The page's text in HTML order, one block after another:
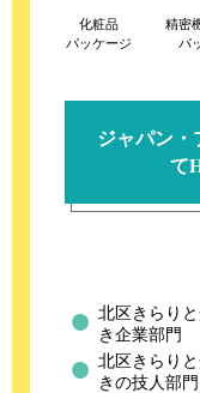
化粧品
パッケージ
精密
パ
ジャパン・
て
北区きらり
き企業部門
北区きらり
きの技人部門